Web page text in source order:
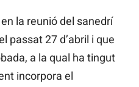
la reunió del sanedrí
passat 27 d’abril i que
a la qual ha tingut
incorpora el